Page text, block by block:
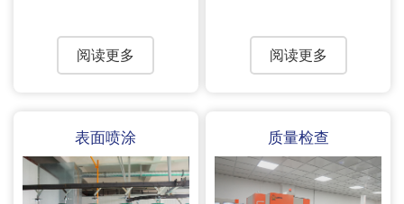
阅读更多 阅读更多
表面喷涂 质量检查